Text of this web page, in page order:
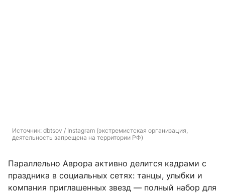
Источник: dbtsov / Instagram (экстремистская организация,
деятельность запрещена на территории РФ)
Параллельно Аврора активно делится кадрами с
праздника в социальных сетях: танцы, улыбки и
компания приглашенных звезд — полный набор для